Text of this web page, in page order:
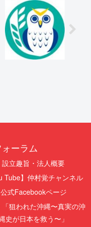
ーラム
設立趣旨・法人概要
Tube】仲村覚チャンネル
公式Facebookページ
狙われた沖縄〜真実の沖
史が日本を救う〜」